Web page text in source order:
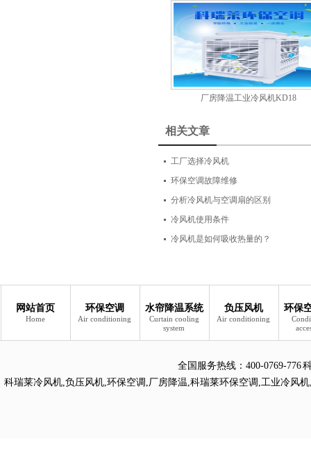
厂房降温工业冷风机KD18
相关文章
工厂选择冷风机
环保空调故障维修
分析冷风机与空调扇的区别
冷风机使用条件
冷风机是如何吸收热量的？
网站首页
Home
环保空调
Air conditioning
水帘降温系统
Curtain cooling
system
负压风机
Air conditioning
环保
全国服务热线： 400-0769-776
科瑞莱冷风机,负压风机,环保空调 ,厂房降温,科瑞莱环保空调 ,工业冷风机